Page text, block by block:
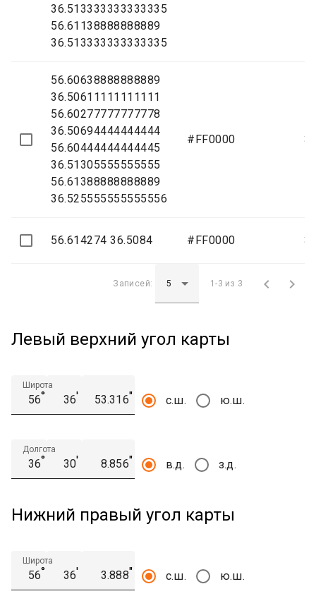
36.513333333333335
56.61138888888889
36.513333333333335
56.60638888888889
36.50611111111111
56.60277777777778
36.50694444444444
56.60444444444445
36.51305555555555
56.61388888888889
36.525555555555556
#FF0000
56.614274 36.5084 #FF0000
Записей: 1-3 из 3  
Левый верхний угол карты
Широта
° ′ ″ с.ш. ю.ш.
Долгота
° ′ ″ в.д. з.д.
Нижний правый угол карты
Широта
° ′ ″ с.ш. ю.ш.